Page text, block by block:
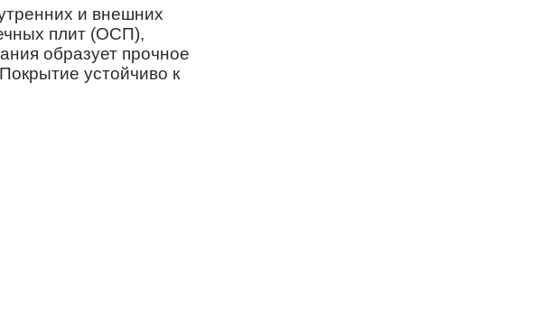
и внешних
плит (ОСП),
образует прочное
устойчиво к